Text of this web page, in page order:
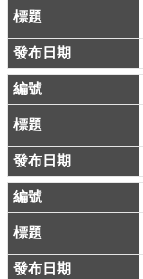
陳
系
統
政
府
網
站
資
開